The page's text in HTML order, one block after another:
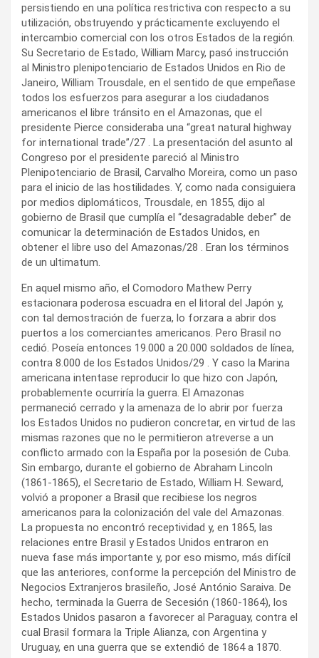
persistiendo en una política restrictiva con respecto a su
utilización, obstruyendo y prácticamente excluyendo el
intercambio comercial con los otros Estados de la región.
Su Secretario de Estado, William Marcy, pasó instrucción
al Ministro plenipotenciario de Estados Unidos en Rio de
Janeiro, William Trousdale, en el sentido de que empeñase
todos los esfuerzos para asegurar a los ciudadanos
americanos el libre tránsito en el Amazonas, que el
presidente Pierce consideraba una “great natural highway
for international trade”/27 . La presentación del asunto al
Congreso por el presidente pareció al Ministro
Plenipotenciario de Brasil, Carvalho Moreira, como un paso
para el inicio de las hostilidades. Y, como nada consiguiera
por medios diplomáticos, Trousdale, en 1855, dijo al
gobierno de Brasil que cumplía el “desagradable deber” de
comunicar la determinación de Estados Unidos, en
obtener el libre uso del Amazonas/28 . Eran los términos
de un ultimatum.
En aquel mismo año, el Comodoro Mathew Perry
estacionara poderosa escuadra en el litoral del Japón y,
con tal demostración de fuerza, lo forzara a abrir dos
puertos a los comerciantes americanos. Pero Brasil no
cedió. Poseía entonces 19.000 a 20.000 soldados de línea,
contra 8.000 de los Estados Unidos/29 . Y caso la Marina
americana intentase reproducir lo que hizo con Japón,
probablemente ocurriría la guerra. El Amazonas
permaneció cerrado y la amenaza de lo abrir por fuerza
los Estados Unidos no pudieron concretar, en virtud de las
mismas razones que no le permitieron atreverse a un
conflicto armado con la España por la posesión de Cuba.
Sin embargo, durante el gobierno de Abraham Lincoln
(1861-1865), el Secretario de Estado, William H. Seward,
volvió a proponer a Brasil que recibiese los negros
americanos para la colonización del vale del Amazonas.
La propuesta no encontró receptividad y, en 1865, las
relaciones entre Brasil y Estados Unidos entraron en
nueva fase más importante y, por eso mismo, más difícil
que las anteriores, conforme la percepción del Ministro de
Negocios Extranjeros brasileño, José António Saraiva. De
hecho, terminada la Guerra de Secesión (1860-1864), los
Estados Unidos pasaron a favorecer al Paraguay, contra el
cual Brasil formara la Triple Alianza, con Argentina y
Uruguay, en una guerra que se extendió de 1864 a 1870.